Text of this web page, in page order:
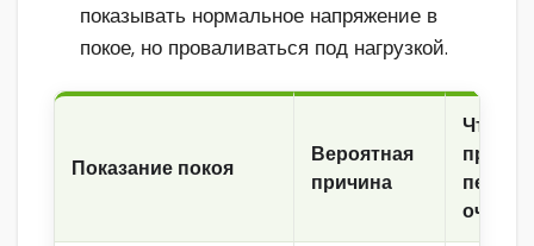
показывать нормальное напряжение в
покое, но проваливаться под нагрузкой.
Показание покоя
Вероятная
причина
Что